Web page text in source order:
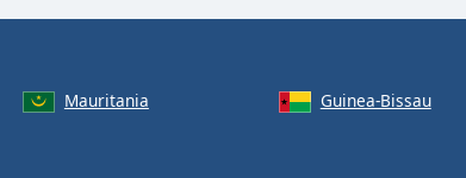
Mauritania Guinea-Bissau